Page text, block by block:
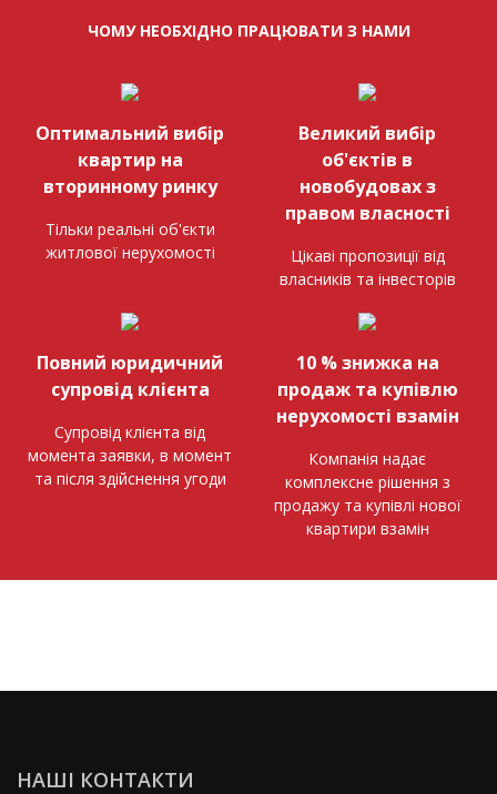
ЧОМУ НЕОБХІДНО ПРАЦЮВАТИ З НАМИ
Оптимальний вибір
квартир на
вторинному ринку
Тільки реальні об'єкти
житлової нерухомості
Великий вибір
об'єктів в
новобудовах з
правом власності
Цікаві пропозиції від
власників та інвесторів
Повний юридичний
супровід клієнта
Супровід клієнта від
момента заявки, в момент
та після здійснення угоди
10 % знижка на
продаж та купівлю
нерухомості взамін
Компанія надає
комплексне рішення з
продажу та купівлі нової
квартири взамін
НАШІ КОНТАКТИ